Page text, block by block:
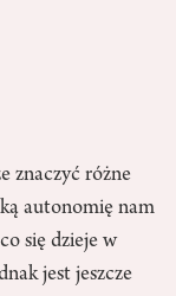
znaczyć różne
autonomię nam
się dzieje w
jest jeszcze